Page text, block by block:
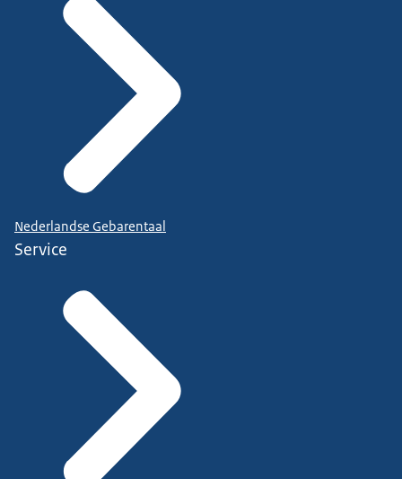
Nederlandse Gebarentaal
Service